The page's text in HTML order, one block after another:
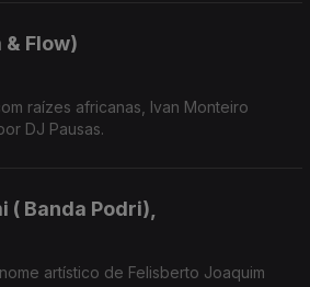
& Flow)
raízes africanas, Ivan Monteiro
DJ Pausas.
( Banda Podri),
Joaquim